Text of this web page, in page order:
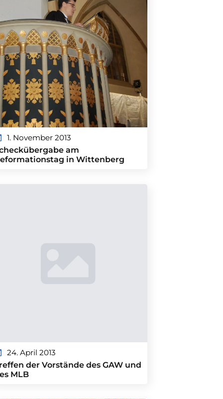
1. November 2013
am
in Wittenberg
24. April 2013
der Vorstände des GAW und
MLB